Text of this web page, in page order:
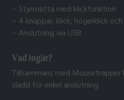
– Styrmatta med klickfunktion
– 4 knappar: klick, högerklick
– Anslutning via USB
Vad ingår?
Tillsammans med Mousetrapper
sladd för enkel anslutning.